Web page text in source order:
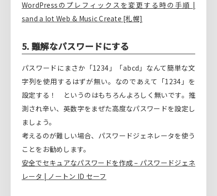
WordPressのプレフィックスを変更する時の手順 |
sand a lot Web & Music Create [札幌]
5. 難解なパスワードにする
パスワードにまさか「1234」「abcd」なんて簡単な文
字列を使用するはずが無い。なのであえて「1234」を
設定する！ というのはもちろんよろしく無いです。推
測され辛い、英数字をまぜた高度なパスワードを設定し
ましょう。
考えるのが難しい場合、パスワードジェネレータを使う
ことをお勧めします。
安全でセキュアなパスワードを作成 – パスワードジェネ
レータ | ノートン ID セーフ